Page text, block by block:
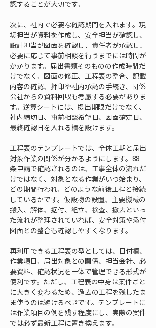
認することが大切です。
次に、社内で必要な確認期間を入れます。現
場担当が資料を作成し、安全担当が確認し、
設計担当が図面を確認し、責任者が承認し、
必要に応じて事前相談を行うまでには時間が
かかります。届出書類そのものの作成時間だ
けでなく、図面の修正、工程表の整合、記載
内容の確認、押印や社内承認の手続き、関係
会社からの資料回収も考慮する必要がありま
す。逆算シートには、提出期限だけでなく、
社内締切日、事前相談希望日、図面確定日、
最終確認日を入れる欄を設けます。
工程表のテンプレートでは、全体工期と届出
対象作業の関係が分かるようにします。88
条申請で確認されるのは、工事全体の流れだ
けではなく、対象となる作業がいつ始まり、
どの期間行われ、どのような前後工程と接続
しているかです。仮設物の設置、主要機械の
搬入、解体、据付、組立、検査、撤去といっ
た流れが整理されていれば、安全対策や添付
図面との整合も確認しやすくなります。
再利用できる工程表の型としては、日付欄、
作業項目、届出対象との関係、担当会社、必
要資料、確認状況を一体で管理できる形式が
便利です。ただし、工程表の中身は案件ごと
に大きく変わるため、過去の工程を残したま
ま使うのは避けるべきです。テンプレートに
は作業項目の例を残す程度にし、実際の案件
では必ず最新工程に置き換えます。